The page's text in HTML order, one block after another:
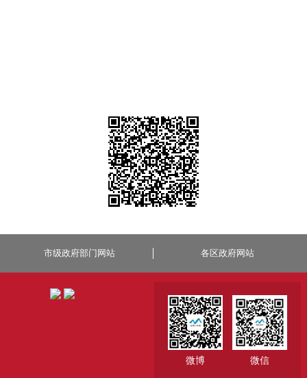
市级政府部门网站 各区政府网站
微博 微信